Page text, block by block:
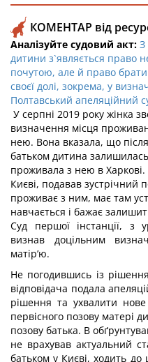
КОМЕНТАР від
Аналізуйте судовий акт: З
дитини з`являється право
почутою, але й право
своєї долі, зокрема, у
Полтавський апеляційний
У серпні 2019 року жінка
визначення місця
нею. Вона вказала, що після
батьком дитина
проживала з нею в
Києві, подавав
проживає з ним, має там
навчається і бажає
Суд першої інстанції, з
визнав доцільним
матір’ю.
Не погодившись із
відповідача подала
рішення та ухвалити
первісного позову матері
позову батька. В
не врахував актуальний
батьком у Києві, ходить